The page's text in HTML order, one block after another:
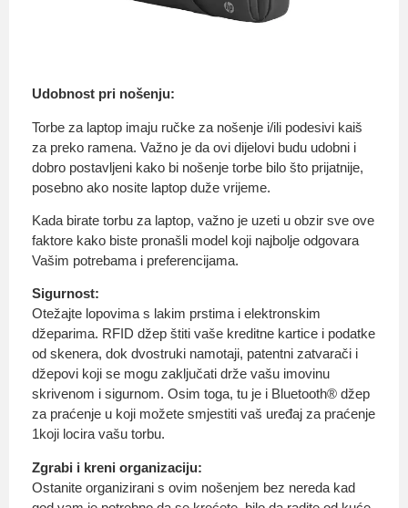
Udobnost pri nošenju:
Torbe za laptop imaju ručke za nošenje i/ili podesivi kaiš
za preko ramena. Važno je da ovi dijelovi budu udobni i
dobro postavljeni kako bi nošenje torbe bilo što prijatnije,
posebno ako nosite laptop duže vrijeme.
Kada birate torbu za laptop, važno je uzeti u obzir sve ove
faktore kako biste pronašli model koji najbolje odgovara
Vašim potrebama i preferencijama.
Sigurnost:
Otežajte lopovima s lakim prstima i elektronskim
džeparima. RFID džep štiti vaše kreditne kartice i podatke
od skenera, dok dvostruki namotaji, patentni zatvarači i
džepovi koji se mogu zaključati drže vašu imovinu
skrivenom i sigurnom. Osim toga, tu je i Bluetooth® džep
za praćenje u koji možete smjestiti vaš uređaj za praćenje
1koji locira vašu torbu.
Zgrabi i kreni organizaciju:
Ostanite organizirani s ovim nošenjem bez nereda kad